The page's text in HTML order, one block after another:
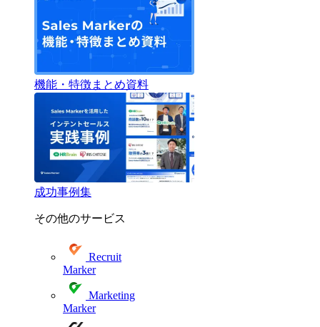
機能・特徴まとめ資料
成功事例集
その他のサービス
Recruit
Marker
Marketing
Marker